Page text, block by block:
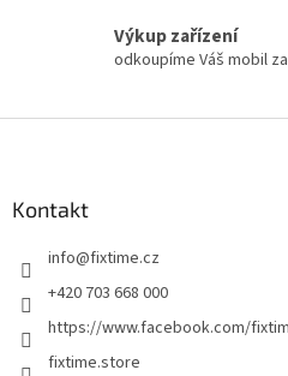
Výkup zařízení
odkoupíme Váš mobil
Kontakt
info@fixtime.cz
+420 703 668 000
https://www.facebook.com/
fixtime.store